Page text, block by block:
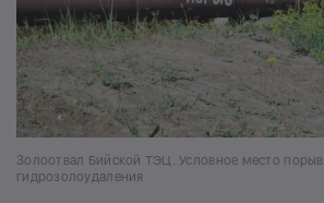
Золоотвал Бийской ТЭЦ. Условное место
гидрозолоудаления